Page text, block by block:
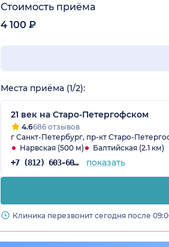
Стоимость приёма
4 100 ₽
Места приёма (1/2):
21 век на Старо-Петергофском
4.6686 отзывов
г Санкт-Петербург, пр-кт Старо-
Нарвская (500 м)
Балтийская (2.1 км)
+7 (812) 603-60-42 показать
Клиника перезвонит сегодня после